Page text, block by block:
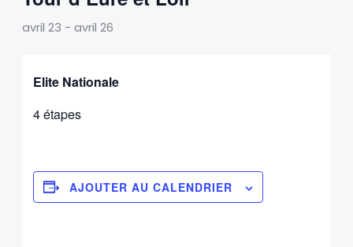
avril 23 - avril 26
Elite Nationale
4 étapes
AJOUTER AU CALENDRIER